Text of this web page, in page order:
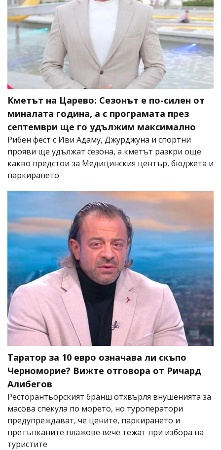
Кметът на Царево: Сезонът е по-силен от
миналата година, а с програмата през
септември ще го удължим максимално
Рибен фест с Иви Адаму, Джурджуна и спортни
прояви ще удължат сезона, а кметът разкри още
какво предстои за Медицинския център, бюджета и
паркирането
Таратор за 10 евро означава ли скъпо
Черноморие? Вижте отговора от Ричард
Алибегов
Ресторантьорският бранш отхвърля внушенията за
масова спекула по морето, но туроператори
предупреждават, че цените, паркирането и
претъпканите плажове вече тежат при избора на
туристите